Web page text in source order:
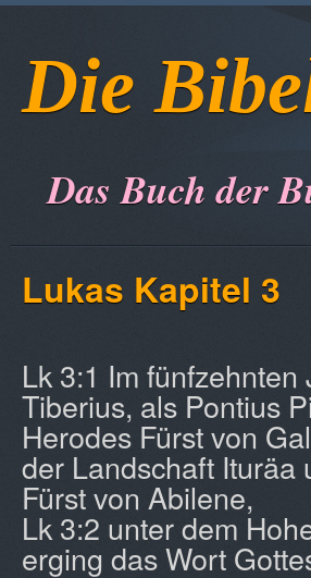
Die
Das Buch der
Lukas Kapitel 3
Lk 3:1 Im
Tiberius, als Pontius
Herodes Fürst von
der Landschaft Ituräa
Fürst von Abilene,
Lk 3:2 unter dem
erging das Wort